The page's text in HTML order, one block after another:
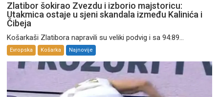
Zlatibor šokirao Zvezdu i izborio majstoricu:
Utakmica ostaje u sjeni skandala između Kalinića i
Čibeja
Košarkaši Zlatibora napravili su veliki podvig i sa 94:89...
Evropska Košarka Najnovije